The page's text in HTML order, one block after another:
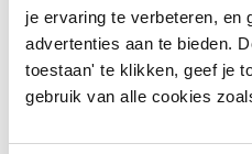
je ervaring te verbeteren, en
advertenties aan te bieden.
toestaan' te klikken, geef je
gebruik van alle cookies
Meer info